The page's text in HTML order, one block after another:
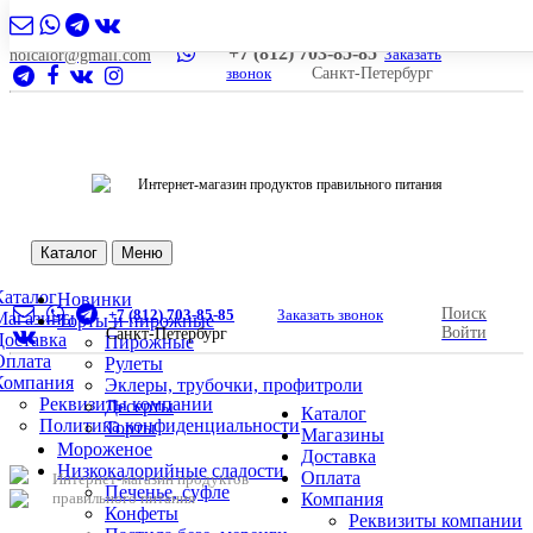
nolcalor@gmail.com +7 (812) 703-85-85 Заказать
звонок
Санкт-Петербург
Интернет-магазин продуктов правильного питания
Каталог Меню
Реквизиты компании
Политика конфиденциальности
Новинки
Торты и пирожные
Пирожные
Рулеты
Эклеры, трубочки, профитроли
Десерты
Торты
Мороженое
Низкокалорийные сладости
Печенье, суфле
Конфеты
+7 (812) 703-85-85
Заказать звонок
Санкт-Петербург
Поиск
Войти
Интернет-магазин продуктов
правильного питания
Каталог
Магазины
Доставка
Оплата
Компания
Реквизиты компании